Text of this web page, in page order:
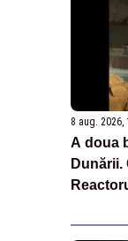
8 aug. 2026,
A doua
Dunării.